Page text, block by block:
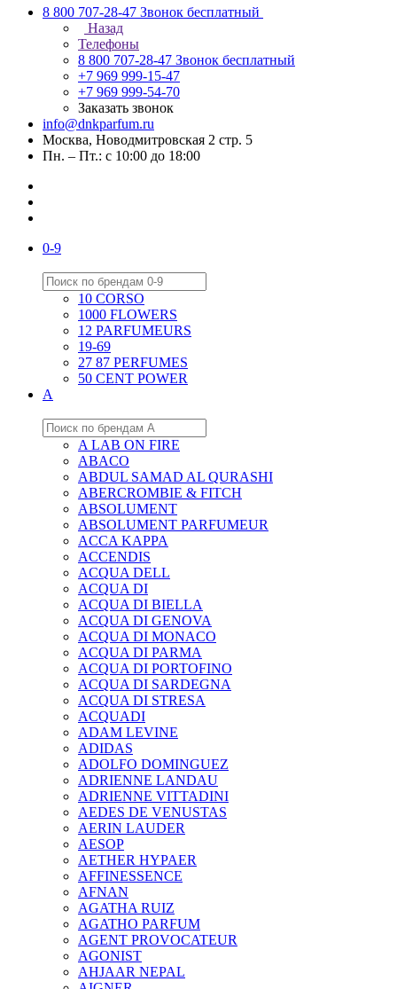
8 800 707-28-47 Звонок бесплатный
Назад
Телефоны
8 800 707-28-47 Звонок бесплатный
+7 969 999-15-47
+7 969 999-54-70
Заказать звонок
info@dnkparfum.ru
Москва, Новодмитровская 2 стр. 5
Пн. – Пт.: с 10:00 до 18:00
0-9
10 CORSO
1000 FLOWERS
12 PARFUMEURS
19-69
27 87 PERFUMES
50 CENT POWER
A
A LAB ON FIRE
ABACO
ABDUL SAMAD AL QURASHI
ABERCROMBIE & FITCH
ABSOLUMENT
ABSOLUMENT PARFUMEUR
ACCA KAPPA
ACCENDIS
ACQUA DELL
ACQUA DI
ACQUA DI BIELLA
ACQUA DI GENOVA
ACQUA DI MONACO
ACQUA DI PARMA
ACQUA DI PORTOFINO
ACQUA DI SARDEGNA
ACQUA DI STRESA
ACQUADI
ADAM LEVINE
ADIDAS
ADOLFO DOMINGUEZ
ADRIENNE LANDAU
ADRIENNE VITTADINI
AEDES DE VENUSTAS
AERIN LAUDER
AESOP
AETHER HYPAER
AFFINESSENCE
AFNAN
AGATHA RUIZ
AGATHO PARFUM
AGENT PROVOCATEUR
AGONIST
AHJAAR NEPAL